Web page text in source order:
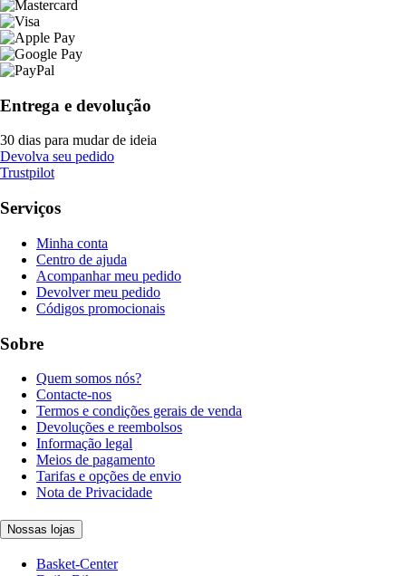
Entrega e devolução
30 dias para mudar de ideia
Devolva seu pedido
Trustpilot
Serviços
Minha conta
Centro de ajuda
Acompanhar meu pedido
Devolver meu pedido
Códigos promocionais
Sobre
Quem somos nós?
Contacte-nos
Termos e condições gerais de venda
Devoluções e reembolsos
Informação legal
Meios de pagamento
Tarifas e opções de envio
Nota de Privacidade
Nossas lojas
Basket-Center